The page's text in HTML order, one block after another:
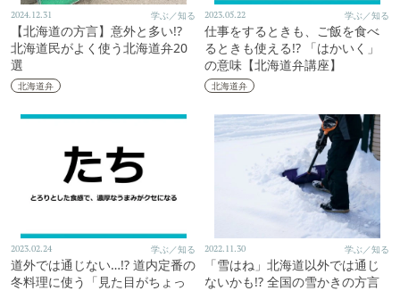
2024.12.31 学ぶ／知る
【北海道の方言】意外と多い!?
北海道民がよく使う北海道弁20
選
北海道弁
2023.05.22 学ぶ／知る
仕事をするときも、ご飯を食べ
るときも使える!? 「はかいく」
の意味【北海道弁講座】
北海道弁
2023.02.24 学ぶ／知る
道外では通じない…!? 道内定番の
冬料理に使う「見た目がちょっ
2022.11.30 学ぶ／知る
「雪はね」北海道以外では通じ
ないかも!? 全国の雪かきの方言